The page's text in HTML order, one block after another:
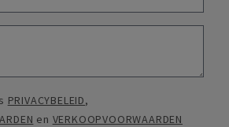
PRIVACYBELEID,
en VERKOOPVOORWAARDEN